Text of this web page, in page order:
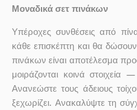
Μοναδικά σετ πινάκων
Υπέροχες συνθέσεις από
κάθε επισκέπτη και θα
πινάκων είναι αποτέλεσμα
μοιράζονται κοινά
Ανανεώστε τους άδειους
ξεχωρίζει. Ανακαλύψτε τη